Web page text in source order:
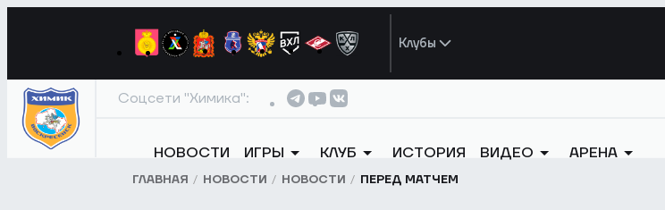
Клубы
Соцсети "Химика":
НОВОСТИ ИГРЫ КЛУБ ИСТОРИЯ ВИДЕО АРЕНА
ГЛАВНАЯ НОВОСТИ НОВОСТИ ПЕРЕД МАТЧЕМ